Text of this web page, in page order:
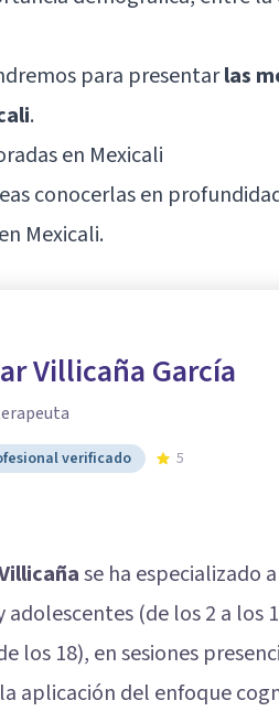
para presentarlas
.
en Mexicali
conocerlas en
Mexicali.
Villicaña García
verificado 5
se ha especializado
(de los 2 a los
los 18), en sesiones
aplicación del enfoque